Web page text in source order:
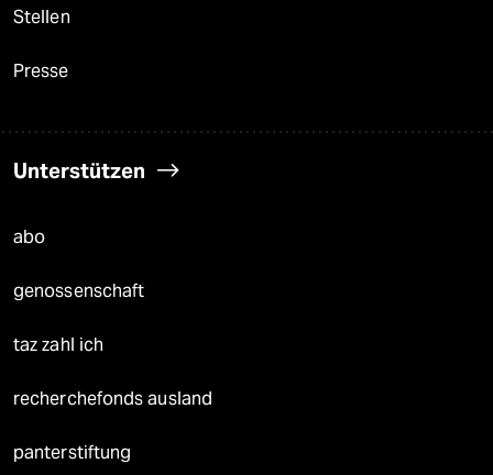
Stellen
Presse
Unterstützen
abo
genossenschaft
taz zahl ich
recherchefonds ausland
panterstiftung